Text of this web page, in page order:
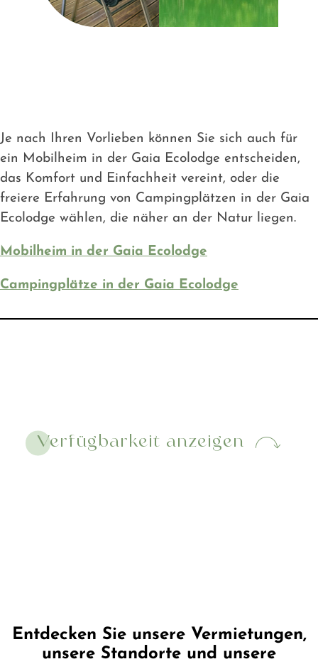
Je nach Ihren Vorlieben können Sie sich auch für
ein Mobilheim in der Gaia Ecolodge entscheiden,
das Komfort und Einfachheit vereint, oder die
freiere Erfahrung von Campingplätzen in der Gaia
Ecolodge wählen, die näher an der Natur liegen.
Mobilheim in der Gaia Ecolodge
Campingplätze in der Gaia Ecolodge
Verfügbarkeit anzeigen
Entdecken Sie unsere Vermietungen,
unsere Standorte und unsere